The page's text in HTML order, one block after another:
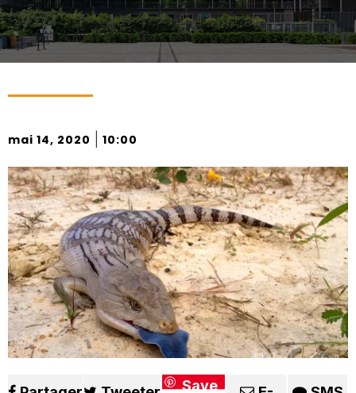
mai 14, 2020 10:00
Save